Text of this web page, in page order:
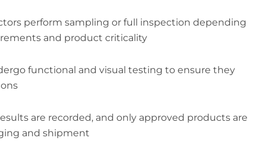
perform sampling or full inspection depending
and product criticality.
functional and visual testing to ensure they
are recorded, and only approved products are
and shipment.